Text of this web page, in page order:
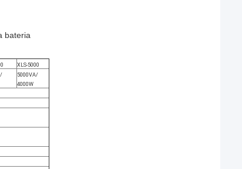
bateria
XLS-5000
5000VA/
4000W